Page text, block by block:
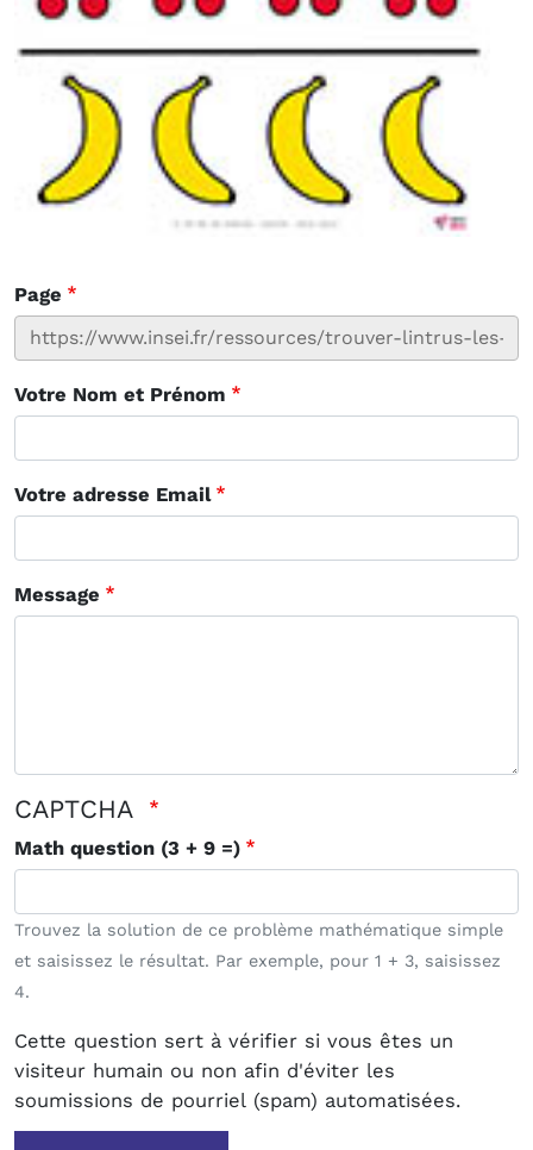
Page
Votre Nom et Prénom
Votre adresse Email
Message
CAPTCHA
Math question (3 + 9 =)
Trouvez la solution de ce problème mathématique simple
et saisissez le résultat. Par exemple, pour 1 + 3, saisissez
4.
Cette question sert à vérifier si vous êtes un
visiteur humain ou non afin d'éviter les
soumissions de pourriel (spam) automatisées.